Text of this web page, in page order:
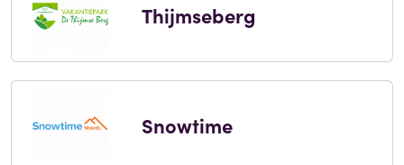
Thijmseberg
Snowtime